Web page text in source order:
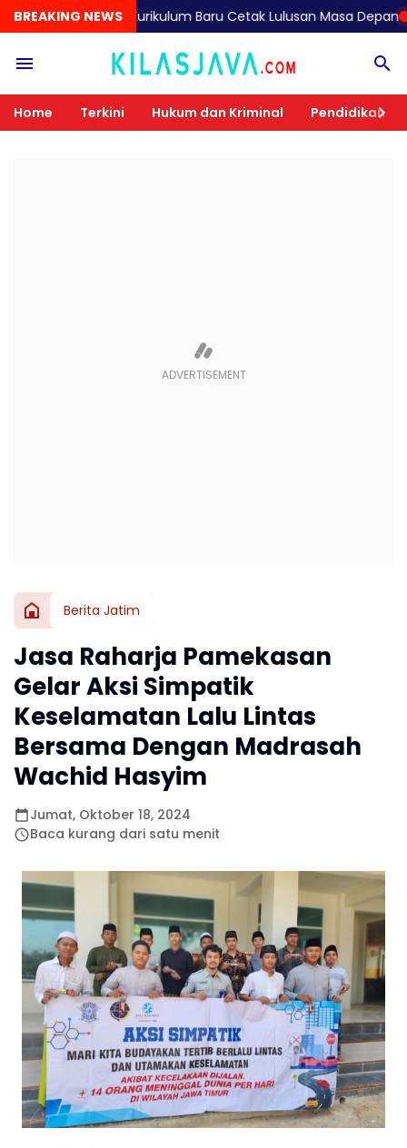
BREAKING NEWS
Rancang Kurikulum Baru Cetak Lulusan Masa Depan Tim DVI
Home Terkini Hukum dan Kriminal Pendidikan
Berita Jatim
Jasa Raharja Pamekasan
Gelar Aksi Simpatik
Keselamatan Lalu Lintas
Bersama Dengan Madrasah
Wachid Hasyim
Jumat, Oktober 18, 2024
Baca kurang dari satu menit